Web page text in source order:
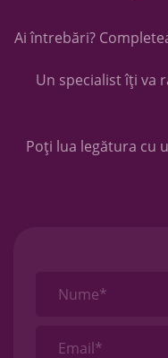
Ai întrebări?
Un specialist îți va
Poți lua legătura cu
Nume*
Email*